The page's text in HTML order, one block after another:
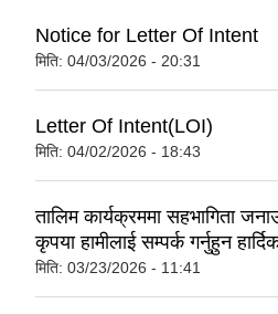
Notice for Letter Of Intent
मिति: 04/03/2026 - 20:31
Letter Of Intent(LOI)
मिति: 04/02/2026 - 18:43
तालिम कार्यक्रममा सहभागिता
कृपया हामीलाई सम्पर्क गर्नुहुन
मिति: 03/23/2026 - 11:41